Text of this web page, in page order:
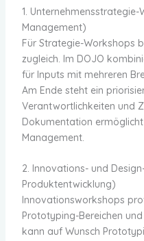
1.
Management)
Für Strategie-Workshops
zugleich. Im DOJO
für Inputs mit mehreren
Am Ende steht ein
Verantwortlichkeiten und
Dokumentation
Management.
2. Innovations- und
Produktentwicklung)
Innovationsworkshops
Prototyping-Bereichen
kann auf Wunsch